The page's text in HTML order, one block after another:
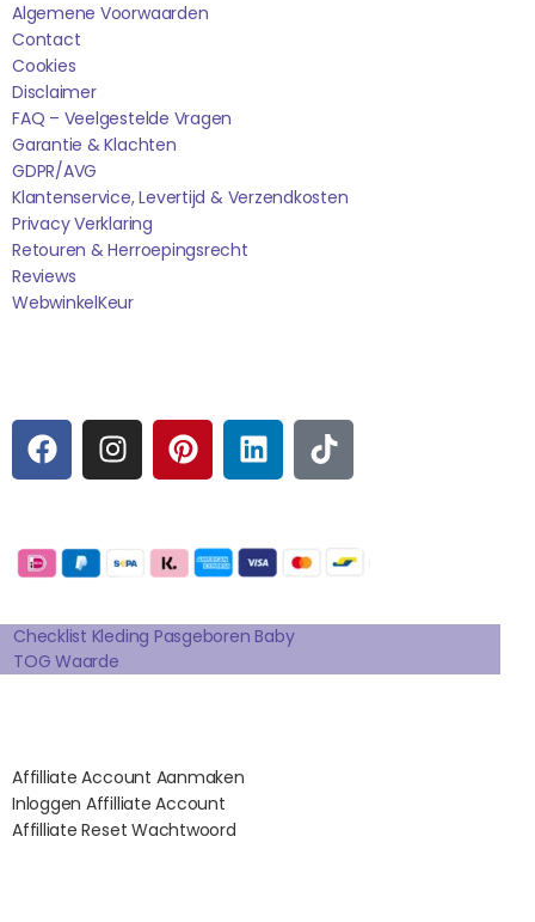
Algemene Voorwaarden
Contact
Cookies
Disclaimer
FAQ – Veelgestelde Vragen
Garantie & Klachten
GDPR/AVG
Klantenservice, Levertijd & Verzendkosten
Privacy Verklaring
Retouren & Herroepingsrecht
Reviews
WebwinkelKEur
F
A
C
B
O
K
I
N
S
A
A
M
P
I
N
E
R
S
T
L
I
N
E
D
N
T
I
K
O
K
Checklist Kleding Pasgeboren Baby
TOG Waarde
Affilliate Account Aanmaken
Inloggen Affilliate Account
Affilliate Reset Wachtwoord